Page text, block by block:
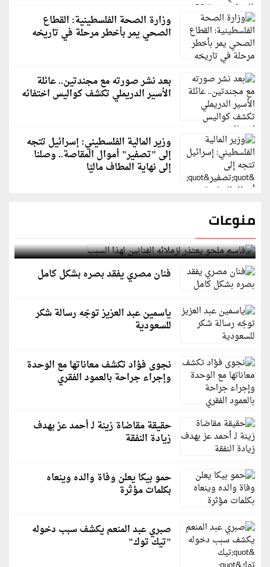
وزارة الصحة الفلسطينية: القطاع
الصحي يمر بأخطر مرحلة في تاريخه
بعد نشر صورته مع مجندتين.. عائلة
الأسير الدريملي تكشف كواليس اختفائه
وزير المالية الفلسطيني: إسرائيل تتجه
إلى "تصفير" أموال المقاصة.. وصلنا
إلى نهاية المطاف ماليًا
منوعات
قاسم ملحو يعتذر لزملائه الفنانين لهذا السبب
فنان مصري يفقد بصره بشكل كامل
ياسمين عبد العزيز توجّه رسالة شكر
للسعودية
نجوى فؤاد تكشف معاناتها مع الوحدة
وإجراء جراحة بالعمود الفقري
حقيقة مقاضاة زينة لـ أحمد عز بهدف
زيادة النفقة
حمو بيكا يعلن وفاة والده وينعاه
بكلمات مؤثرة
صبري عبد المنعم يكشف سبب دخوله
"تيك توك"